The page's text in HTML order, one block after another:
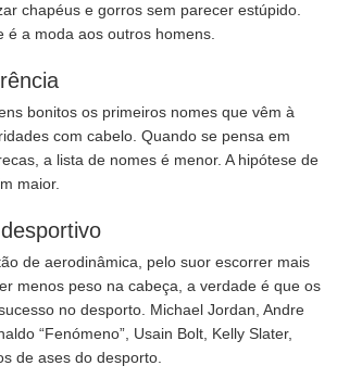
chapéus e gorros sem parecer estúpido.
é a moda aos outros homens.
bonitos os primeiros nomes que vêm à
com cabelo. Quando se pensa em
a lista de nomes é menor. A hipótese de
maior.
de aerodinâmica, pelo suor escorrer mais
menos peso na cabeça, a verdade é que os
no desporto. Michael Jordan, Andre
“Fenómeno”, Usain Bolt, Kelly Slater,
de ases do desporto.